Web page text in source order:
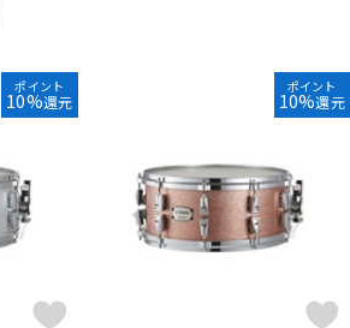
ポイント
10%還元
ポイント
10%還元